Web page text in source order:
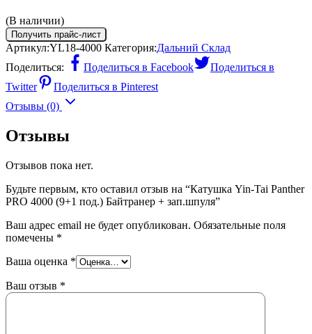
(В наличии)
Получить прайс-лист
Артикул:YL18-4000 Категория:Дальний Склад
Поделиться:
Поделиться в Facebook
Поделиться в
Twitter
Поделиться в Pinterest
Отзывы (0)
Отзывы
Отзывов пока нет.
Будьте первым, кто оставил отзыв на “Катушка Yin-Tai Panther
PRO 4000 (9+1 под.) Байтранер + зап.шпуля”
Ваш адрес email не будет опубликован. Обязательные поля
помечены *
Ваша оценка *
Ваш отзыв *